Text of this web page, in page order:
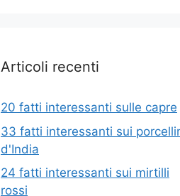
Articoli recenti
20 fatti interessanti sulle capre
33 fatti interessanti sui
d'India
24 fatti interessanti sui mirtilli
rossi